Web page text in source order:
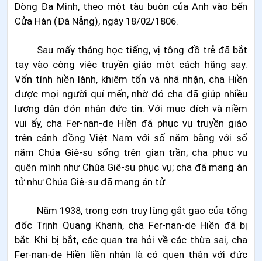
Dòng Đa Minh, theo một tàu buôn của Anh vào bến
Cửa Hàn (Đà Nẵng), ngày 18/02/1806.
Sau mấy tháng học tiếng, vị tông đồ trẻ đã bắt
tay vào công việc truyền giáo một cách hăng say.
Vốn tính hiền lành, khiêm tốn và nhã nhặn, cha Hiền
được mọi người quí mến, nhờ đó cha đã giúp nhiều
lương dân đón nhận đức tin. Với mục đích và niềm
vui ấy, cha Fer-nan-de Hiền đã phục vụ truyền giáo
trên cánh đồng Việt Nam với số năm bằng với số
năm Chúa Giê-su sống trên gian trần; cha phục vụ
quên mình như Chúa Giê-su phục vụ; cha đã mang án
tử như Chúa Giê-su đã mang án tử.
Năm 1938, trong cơn truy lùng gắt gao của tổng
đốc Trịnh Quang Khanh, cha Fer-nan-de Hiền đã bị
bắt. Khi bị bắt, các quan tra hỏi về các thừa sai, cha
Fer-nan-de Hiền liền nhận là có quen thân với đức